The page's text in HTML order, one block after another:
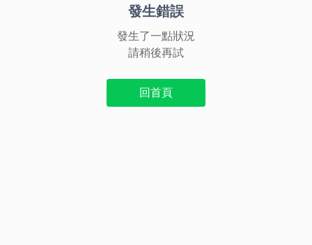
發生錯誤
發生了一點狀況
請稍後再試
回首頁